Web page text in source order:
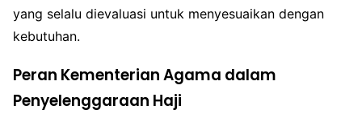
yang selalu dievaluasi untuk menyesuaikan dengan
kebutuhan.
Peran Kementerian Agama dalam
Penyelenggaraan Haji